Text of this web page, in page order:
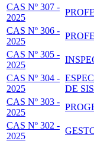
CAS Nº 307 -
2025
CAS Nº 306 -
2025
CAS Nº 305 -
2025
CAS Nº 304 -
2025
DE
CAS Nº 303 -
2025
CAS Nº 302 -
2025